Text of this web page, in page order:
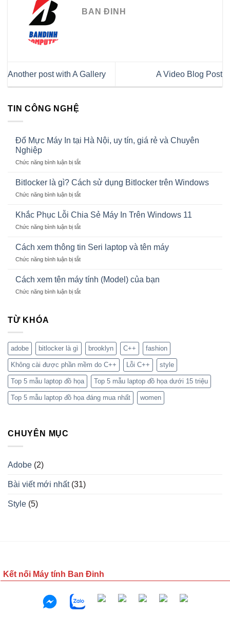
BAN ĐINH
Another post with A Gallery A Video Blog Post
TIN CÔNG NGHỆ
Đổ Mực Máy In tại Hà Nội, uy tín, giá rẻ và Chuyên
Nghiệp
Chức năng bình luận bị tắtở
Mực
In
Hà
giá
rẻ
Chuyên
Nghiệp
Bitlocker là gì? Cách sử dụng Bitlocker trên Windows
Chức năng bình luận bị tắtở
là
Cách
dụng
Khắc Phục Lỗi Chia Sẻ Máy In Trên Windows 11
Chức năng bình luận bị tắtở
Phục
Chia
Máy
Cách xem thông tin Seri laptop và tên máy
Chức năng bình luận bị tắtở
xem
thông
tin
Cách xem tên máy tính (Model) của bạn
Chức năng bình luận bị tắtở
(Model)
của
bạn
TỪ KHÓA
adobe bitlocker là gì brooklyn C++ fashion
Không cài được phần mềm do C++ Lỗi C++ style
Top 5 mẫu laptop đồ họa Top 5 mẫu laptop đồ họa dưới 15 triệu
Top 5 mẫu laptop đồ họa đáng mua nhất women
CHUYÊN MỤC
Adobe (2)
Bài viết mới nhất(31)
Style (5)
Kết nối Máy tính Ban Đinh